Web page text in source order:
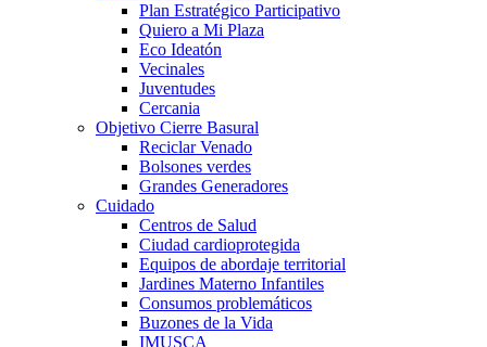
Plan Estratégico Participativo
Quiero a Mi Plaza
Eco Ideatón
Vecinales
Juventudes
Cercania
Objetivo Cierre Basural
Reciclar Venado
Bolsones verdes
Grandes Generadores
Cuidado
Centros de Salud
Ciudad cardioprotegida
Equipos de abordaje territorial
Jardines Materno Infantiles
Consumos problemáticos
Buzones de la Vida
IMUSCA